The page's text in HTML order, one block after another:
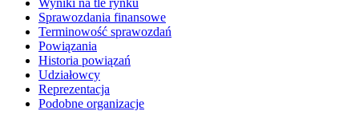
Wyniki na tle rynku
Sprawozdania finansowe
Terminowość sprawozdań
Powiązania
Historia powiązań
Udziałowcy
Reprezentacja
Podobne organizacje